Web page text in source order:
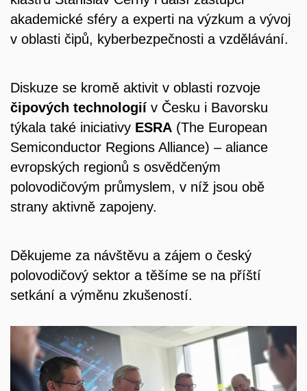
akademické sféry a experti na výzkum a vývoj
v oblasti čipů, kyberbezpečnosti a vzdělávání.
Diskuze se kromě aktivit v oblasti rozvoje
čipových technologií v Česku i Bavorsku
týkala také iniciativy ESRA (The European
Semiconductor Regions Alliance) – aliance
evropských regionů s osvědčeným
polovodičovým průmyslem, v níž jsou obě
strany aktivně zapojeny.
Děkujeme za návštěvu a zájem o český
polovodičový sektor a těšíme se na příští
setkání a výměnu zkušeností.